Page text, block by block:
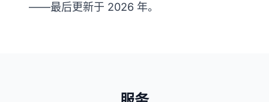
——最后更新于 2026 年。